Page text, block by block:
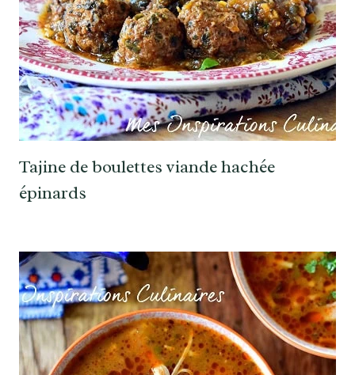
Tajine de boulettes viande hachée
épinards